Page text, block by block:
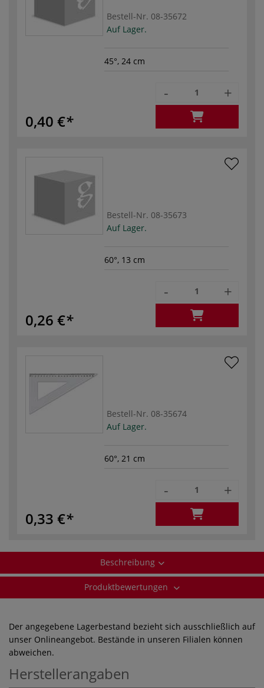
Bestell-Nr. 08-35672
Auf Lager.
45°, 24 cm
0,40 €
- +
Bestell-Nr. 08-35673
Auf Lager.
60°, 13 cm
0,26 €
- +
Bestell-Nr. 08-35674
Auf Lager.
60°, 21 cm
0,33 €
- +
Beschreibung
Produktbewertungen
Der angegebene Lagerbestand bezieht sich ausschließlich auf
unser Onlineangebot. Bestände in unseren Filialen können
abweichen.
Herstellerangaben